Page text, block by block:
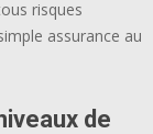
risques
assurance au
de